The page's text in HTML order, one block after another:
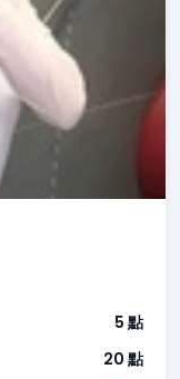
5 點
20 點